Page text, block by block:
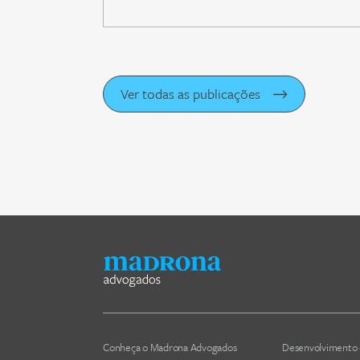
Ver todas as publicações
Conheça o Madrona Advogados Desenvolvimento